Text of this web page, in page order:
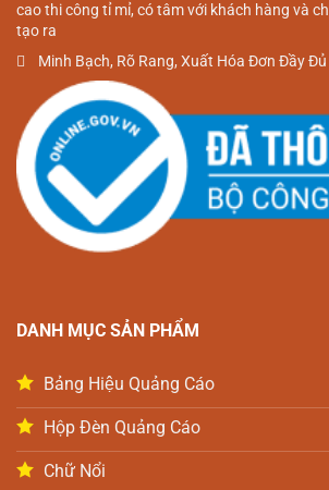
cao thi công tỉ mỉ, có tâm với khách hàng và
tạo ra
minh bạch, rõ rang, xuất hóa đơn đầy đủ
DANH MỤC SẢN PHẨM
Bảng Hiệu Quảng Cáo
Hộp Đèn Quảng Cáo
Chữ Nổi